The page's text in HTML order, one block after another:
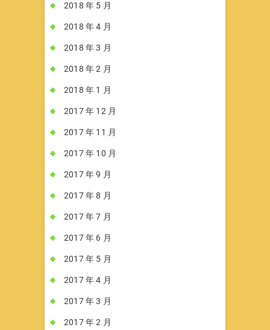
2018 年 5 月
2018 年 4 月
2018 年 3 月
2018 年 2 月
2018 年 1 月
2017 年 12 月
2017 年 11 月
2017 年 10 月
2017 年 9 月
2017 年 8 月
2017 年 7 月
2017 年 6 月
2017 年 5 月
2017 年 4 月
2017 年 3 月
2017 年 2 月